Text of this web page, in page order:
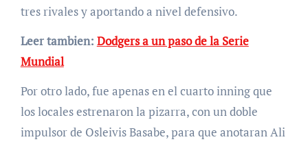
tres rivales y aportando a nivel defensivo.
Leer tambien: Dodgers a un paso de la Serie
Mundial
Por otro lado, fue apenas en el cuarto inning que
los locales estrenaron la pizarra, con un doble
impulsor de Osleivis Basabe, para que anotaran Ali